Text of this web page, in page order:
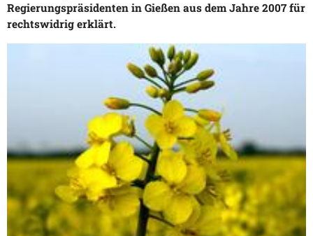
Regierungspräsidenten in Gießen aus dem Jahre 2007 für
rechtswidrig erklärt.